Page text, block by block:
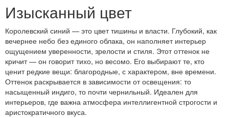
Изысканный цвет
Королевский синий — это цвет тишины и власти. Глубокий, как
вечернее небо без единого облака, он наполняет интерьер
ощущением уверенности, зрелости и стиля. Этот оттенок не
кричит — он говорит тихо, но весомо. Его выбирают те, кто
ценит редкие вещи: благородные, с характером, вне времени.
Оттенок раскрывается в зависимости от освещения: то
насыщенный индиго, то почти чернильный. Идеален для
интерьеров, где важна атмосфера интеллигентной строгости и
аристократичного вкуса.